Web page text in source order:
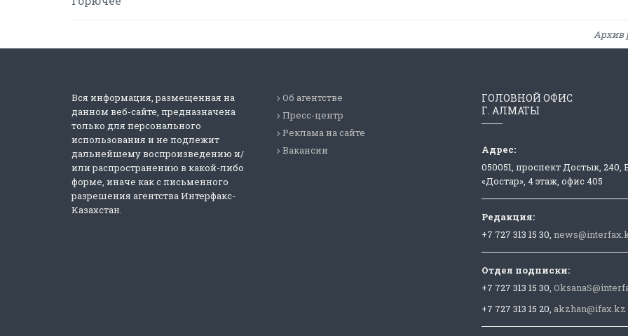
Архив
Вся информация, размещенная на
данном веб-сайте, предназначена
только для персонального
использования и не подлежит
дальнейшему воспроизведению и/
или распространению в какой-либо
форме, иначе как с письменного
разрешения агентства Интерфакс-
Казахстан.
Об агентстве
Пресс-центр
Реклама на сайте
Вакансии
ГОЛОВНОЙ ОФИС
Г. АЛМАТЫ
Адрес:
050051, проспект Достык, 240,
«Достар», 4 этаж, офис 405
Редакция:
+7 727 313 15 30,
Отдел подписки:
+7 727 313 15 30,
+7 727 313 15 20, akzhan@ifax.kz